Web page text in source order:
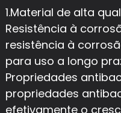
1.Material de alta
Resistência à
resistência à
para uso a longo
Propriedades
propriedades
efetivamente o